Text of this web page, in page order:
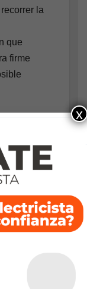
la
que
firme
la
a parar
”,
otras 400
día en el
x